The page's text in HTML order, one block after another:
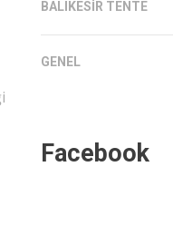
BALIKESIR TENTE
GENEL
Facebook